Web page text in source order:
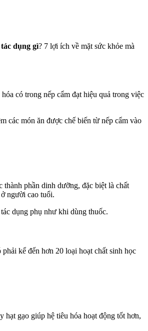
dụng gì? 7 lợi ích về mặt sức khỏe mà
có trong nếp cẩm đạt hiệu quả trong việc
các món ăn được chế biến từ nếp cẩm vào
phần dinh dưỡng, đặc biệt là chất
người cao tuổi.
dụng phụ như khi dùng thuốc.
kể đến hơn 20 loại hoạt chất sinh học
gạo giúp hệ tiêu hóa hoạt động tốt hơn,